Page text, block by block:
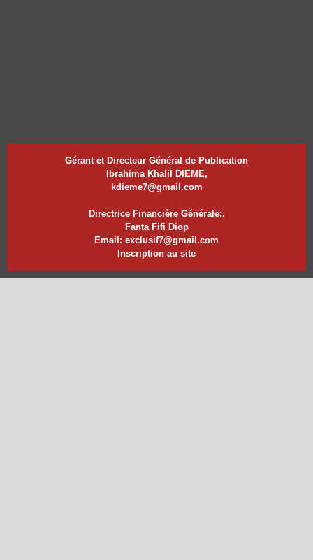
Gérant et Directeur Général de Publication
Ibrahima Khalil DIEME,
kdieme7@gmail.com
Directrice Financière Générale:.
Fanta Fifi Diop
Email: exclusif7@gmail.com
Inscription au site